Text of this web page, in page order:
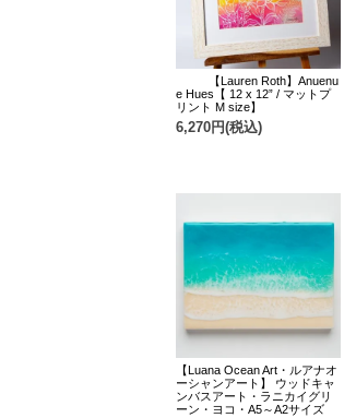
【Lauren Roth】Anuenu
e Hues【 12 x 12” / マットプ
リント M size】
6,270円(税込)
【Luana Ocean Art・ルアナオ
ーシャンアート】 ウッドキャ
ンバスアート・ラニカイグリ
ーン・ヨコ・A5～A2サイズ